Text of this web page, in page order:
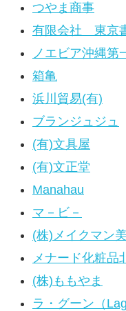
つやま商事
有限会社 東京
ノエビア沖縄第
箱亀
浜川貿易(有)
ブランジュジュ
(有)文具屋
(有)文正堂
Manahau
マ－ビ－
(株)メイクマン
メナード化粧品
(株)ももやま
ラ・グーン（